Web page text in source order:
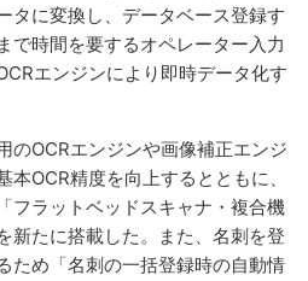
タに変換し、データベース登録す
で時間を要するオペレーター入力
エンジンにより即時データ化す
のOCRエンジンや画像補正エンジ
OCR精度を向上するとともに、
フラットベッドスキャナ・複合機
新たに搭載した。また、名刺を登
ため「名刺の一括登録時の自動情